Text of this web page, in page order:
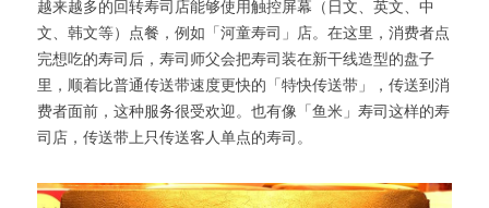
越来越多的回转寿司店能够使用触控屏幕（日文、英文、中
文、韩文等）点餐，例如「河童寿司」店。在这里，消费者点
完想吃的寿司后，寿司师父会把寿司装在新干线造型的盘子
里，顺着比普通传送带速度更快的「特快传送带」，传送到消
费者面前，这种服务很受欢迎。也有像「鱼米」寿司这样的寿
司店，传送带上只传送客人单点的寿司。